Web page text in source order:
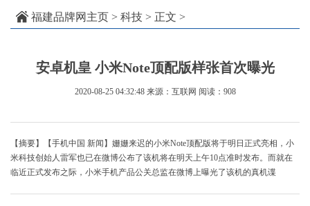
福建品牌网主页 > 科技 > 正文 >
安卓机皇 小米Note顶配版样张首次曝光
2020-08-25 04:32:48 来源：互联网 阅读：908
【摘要】【手机中国 新闻】姗姗来迟的小米Note顶配版将于明日正式亮相，小
米科技创始人雷军也已在微博公布了该机将在明天上午10点准时发布。而就在
临近正式发布之际，小米手机产品公关总监在微博上曝光了该机的真机谍